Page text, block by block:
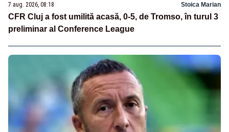
7 aug. 2026, 08:18 Stoica Marian
CFR Cluj a fost umilită acasă, 0-5, de Tromso, în turul 3
preliminar al Conference League